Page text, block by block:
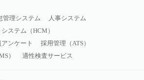
管理システム
人事システム
ステム（HCM）
ンケート
採用管理（ATS）
）
適性検査サービス